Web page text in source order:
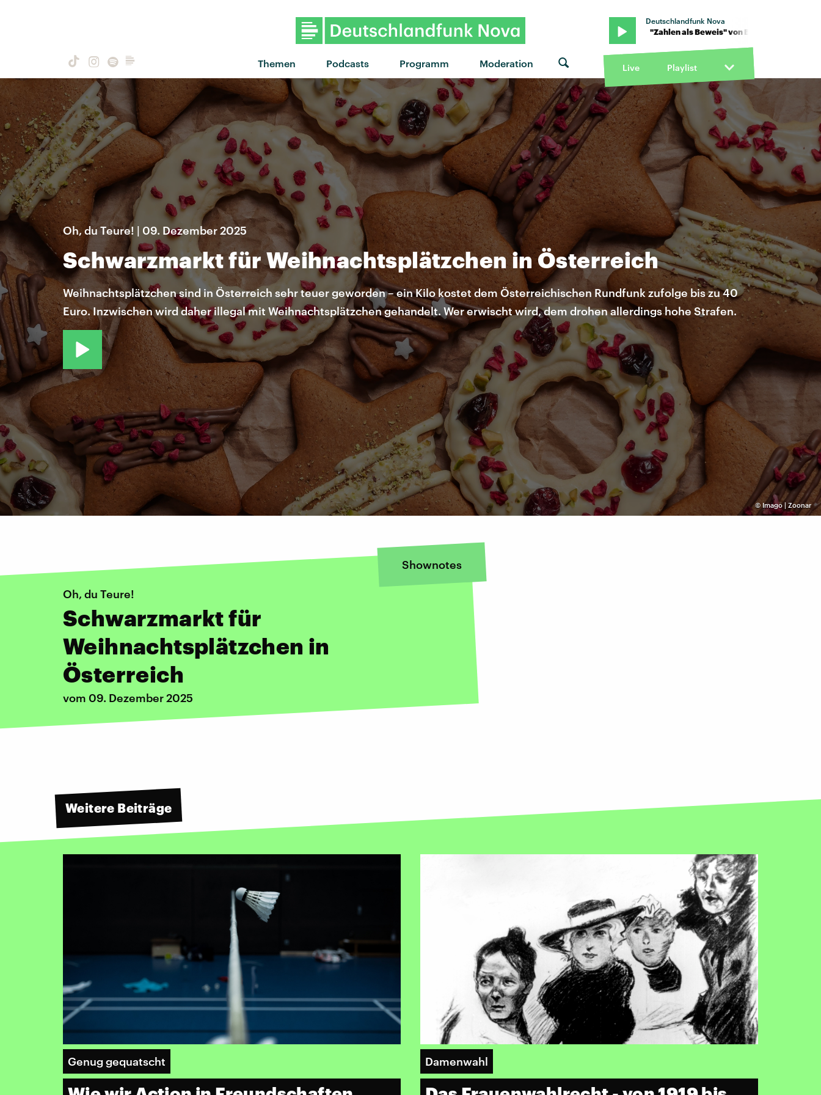
Themen Podcasts Programm Moderation
Deutschlandfunk Nova
"Zahlen als Beweis" von Bilderbuch · "Zahlen als Beweis" von Bilderbuch · "Zahlen als
Live Playlist
© Imago | Zoonar
Oh, du Teure! | 09. Dezember 2025
Schwarzmarkt für Weihnachtsplätzchen in Österreich
Weihnachtsplätzchen sind in Österreich sehr teuer geworden – ein Kilo kostet dem Österreichischen Rundfunk zufolge bis zu 40
Euro. Inzwischen wird daher illegal mit Weihnachtsplätzchen gehandelt. Wer erwischt wird, dem drohen allerdings hohe Strafen.
Shownotes
Oh, du Teure!
Schwarzmarkt für
Weihnachtsplätzchen in
Österreich
vom 09. Dezember 2025
Weitere Beiträge
Genug gequatscht Damenwahl